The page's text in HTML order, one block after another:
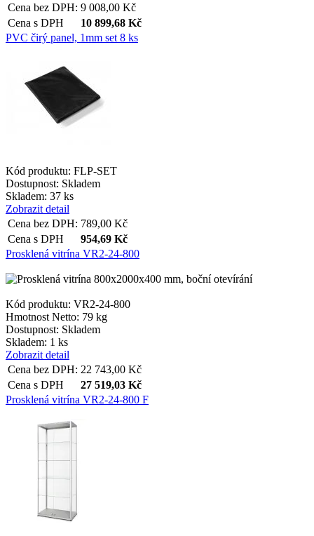
Cena bez DPH: 9 008,00 Kč
Cena s DPH
10 899,68 Kč
PVC čirý panel, 1mm set 8 ks
Kód produktu: FLP-SET
Dostupnost: Skladem
Skladem: 37 ks
Zobrazit detail
Cena bez DPH: 789,00 Kč
Cena s DPH
954,69 Kč
Prosklená vitrína VR2-24-800
Kód produktu: VR2-24-800
Hmotnost Netto: 79 kg
Dostupnost: Skladem
Skladem: 1 ks
Zobrazit detail
Cena bez DPH: 22 743,00 Kč
Cena s DPH
27 519,03 Kč
Prosklená vitrína VR2-24-800 F